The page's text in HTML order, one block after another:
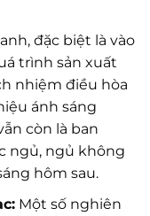
đặc biệt là vào
trình sản xuất
nhiệm điều hòa
ánh sáng
còn là ban
ngủ, ngủ không
hôm sau.
Một số nghiên